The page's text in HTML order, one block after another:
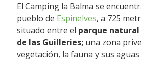
El Camping la Balma se
pueblo de Espinelves, a 725
situado entre el parque
de las Guilleries; una zona
vegetación, la fauna y sus